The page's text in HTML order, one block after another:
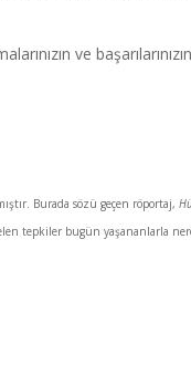
ve
Burada sözü geçen röportaj,
tepkiler bugün yaşananlarla